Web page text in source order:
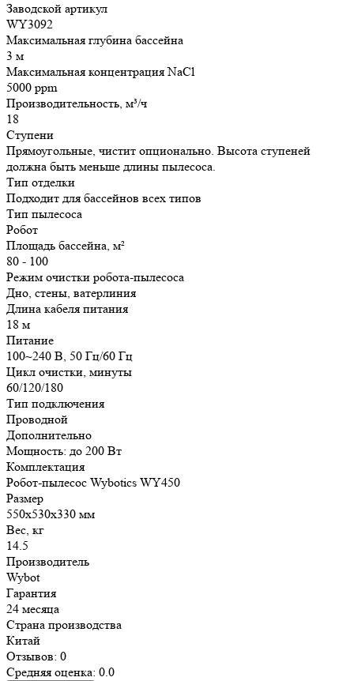
Заводской артикул
WY3092
Максимальная глубина бассейна
3 м
Максимальная концентрация NaCl
5000 ppm
Производительность, м³/ч
18
Ступени
Прямоугольные, чистит опционально. Высота ступеней
должна быть меньше длины пылесоса.
Тип отделки
Подходит для бассейнов всех типов
Тип пылесоса
Робот
Площадь бассейна, м²
80 - 100
Режим очистки робота-пылесоса
Дно, стены, ватерлиния
Длина кабеля питания
18 м
Питание
100~240 В, 50 Гц/60 Гц
Цикл очистки, минуты
60/120/180
Тип подключения
Проводной
Дополнительно
Мощность: до 200 Вт
Комплектация
Робот-пылесос Wybotics WY450
Размер
550x530x330 мм
Вес, кг
14.5
Производитель
Wybot
Гарантия
24 месяца
Страна производства
Китай
Отзывов: 0
Средняя оценка: 0.0